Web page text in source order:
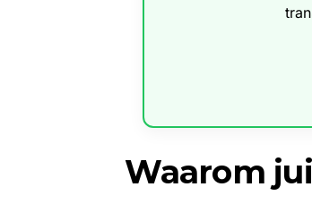
Waarom